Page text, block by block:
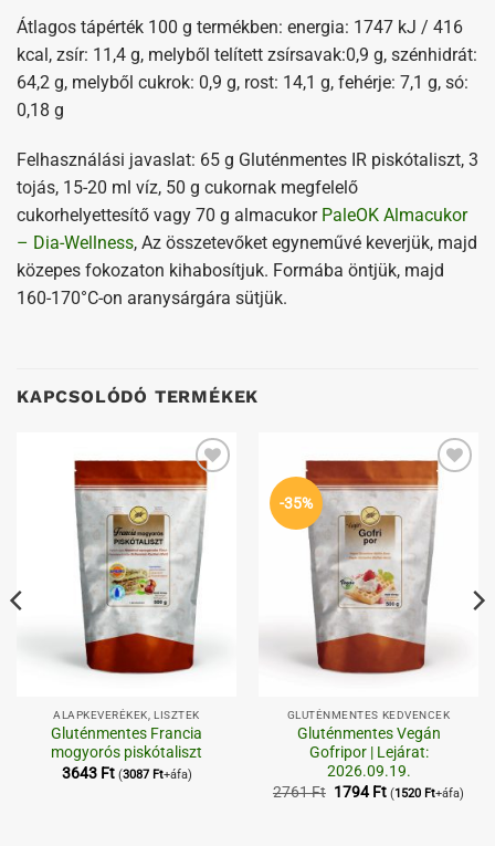
Átlagos tápérték 100 g termékben: energia: 1747 kJ / 416
kcal, zsír: 11,4 g, melyből telített zsírsavak:0,9 g, szénhidrát:
64,2 g, melyből cukrok: 0,9 g, rost: 14,1 g, fehérje: 7,1 g, só:
0,18 g
Felhasználási javaslat: 65 g Gluténmentes IR piskótaliszt, 3
tojás, 15-20 ml víz, 50 g cukornak megfelelő
cukorhelyettesítő vagy 70 g almacukor PaleOK Almacukor
– Dia-Wellness, Az összetevőket egyneművé keverjük, majd
közepes fokozaton kihabosítjuk. Formába öntjük, majd
160-170°C-on aranysárgára sütjük.
KAPCSOLÓDÓ TERMÉKEK
Kedvenceimhez
ALAPKEVERÉKEK, LISZTEK
Gluténmentes Francia
mogyorós piskótaliszt
3643 Ft (3087 Ft+áfa)
-35%
Kedvenceimhez
GLUTÉNMENTES KEDVENCEK
Gluténmentes Vegán
Gofripor | Lejárat:
2026.09.19.
2761Ft Original
1794FtCurrent
price
(1520 Ft+áfa)